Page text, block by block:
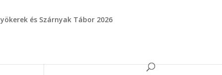
és Szárnyak Tábor 2026